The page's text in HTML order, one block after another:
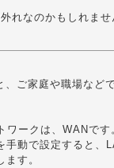
れなのかもしれませ
ご家庭や職場など
ークは、WANです
動で設定すると、
す。